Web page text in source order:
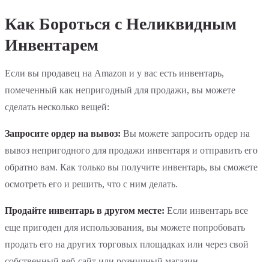
Как Бороться с Неликвидным
Инвентарем
Если вы продавец на Amazon и у вас есть инвентарь,
помеченный как непригодный для продажи, вы можете
сделать несколько вещей:
Запросите ордер на вывоз: Вы можете запросить ордер на
вывоз непригодного для продажи инвентаря и отправить его
обратно вам. Как только вы получите инвентарь, вы сможете
осмотреть его и решить, что с ним делать.
Продайте инвентарь в другом месте: Если инвентарь все
еще пригоден для использования, вы можете попробовать
продать его на других торговых площадках или через свой